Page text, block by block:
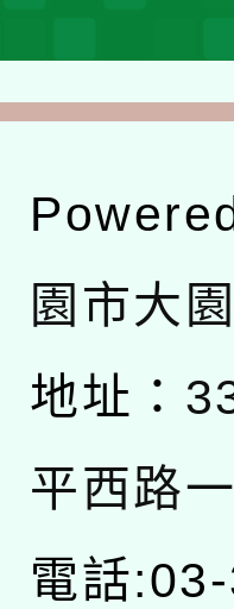
園市大
地址：
平西路
電話